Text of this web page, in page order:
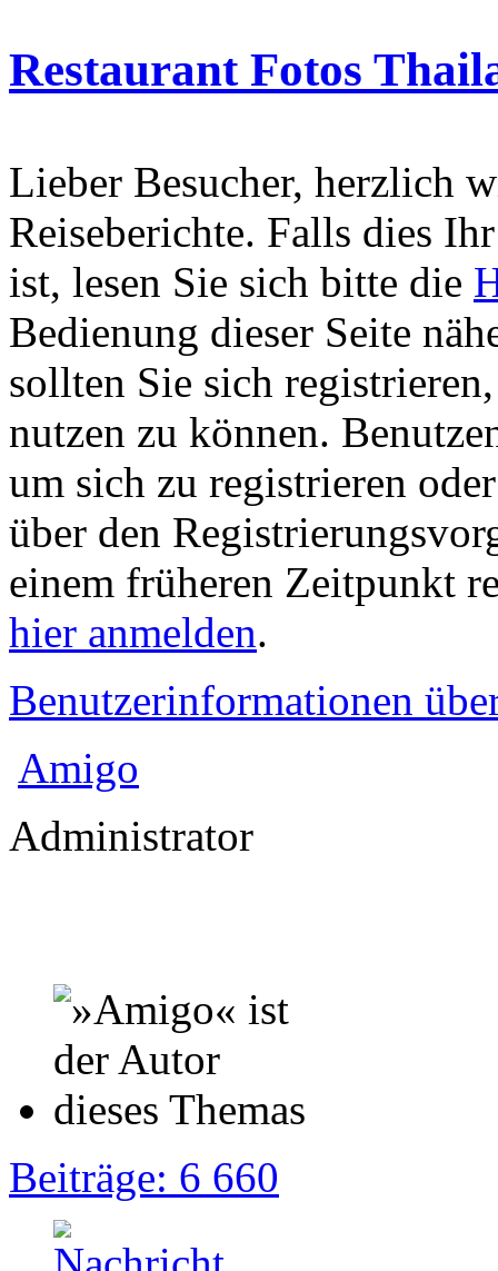
Restaurant Fotos
Lieber Besucher, herzlich
Reiseberichte. Falls dies
ist, lesen Sie sich bitte die
Bedienung dieser Seite
sollten Sie sich
nutzen zu können.
um sich zu registrieren
über den
einem früheren Zeitpunkt
hier anmelden.
Benutzerinformationen
Amigo
Administrator
Beiträge: 6 660